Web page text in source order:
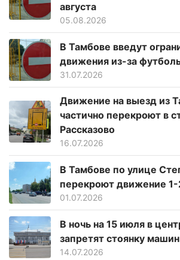
августа
05.08.2026
В Тамбове введут
движения из-за
31.07.2026
Движение на выезд из
частично перекроют в
Рассказово
16.07.2026
В Тамбове по улице
перекроют движение
01.07.2026
В ночь на 15 июля в
запретят стоянку машин
14.07.2026